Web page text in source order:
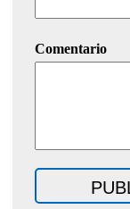
Comentario